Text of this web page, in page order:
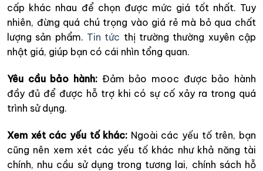
cấp khác nhau để chọn được mức giá tốt nhất. Tuy
nhiên, đừng quá chú trọng vào giá rẻ mà bỏ qua chất
lượng sản phẩm. Tin tức thị trường thường xuyên cập
nhật giá, giúp bạn có cái nhìn tổng quan.
Yêu cầu bảo hành: Đảm bảo mooc được bảo hành
đầy đủ để được hỗ trợ khi có sự cố xảy ra trong quá
trình sử dụng.
Xem xét các yếu tố khác: Ngoài các yếu tố trên, bạn
cũng nên xem xét các yếu tố khác như khả năng tài
chính, nhu cầu sử dụng trong tương lai, chính sách hỗ